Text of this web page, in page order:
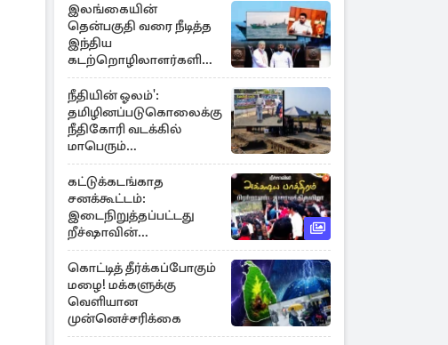
இலங்கையின்
தென்பகுதி வரை நீடித்த
இந்திய
கடற்றொழிலாளர்களின்
ஊடுருவல்
நீதியின் ஓலம்':
தமிழினப்படுகொலைக்கு
நீதிகோரி வடக்கில்
மாபெரும்
கவனயீர்ப்புப்போராட்டம்
கட்டுக்கடங்காத
சனக்கூட்டம்:
இடைநிறுத்தப்பட்டது
றீச்ஷாவின்
உணவுத்திருவிழா!
கொட்டித் தீர்க்கப்போகும்
மழை! மக்களுக்கு
வெளியான
முன்னெச்சரிக்கை